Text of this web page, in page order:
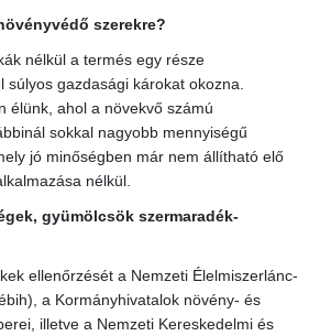
szerekre?
nélkül a termés egy része
súlyos gazdasági károkat okozna.
élünk, ahol a növekvő számú
sokkal nagyobb mennyiségű
jó minőségben már nem állítható elő
nélkül.
gyümölcsök szermaradék-
ellenőrzését a Nemzeti Élelmiszerlánc-
a Kormányhivatalok növény- és
illetve a Nemzeti Kereskedelmi és